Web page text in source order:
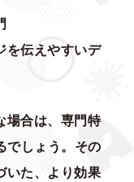
を伝えやすいデ
場合は、専門特
でしょう。その
いた、より効果